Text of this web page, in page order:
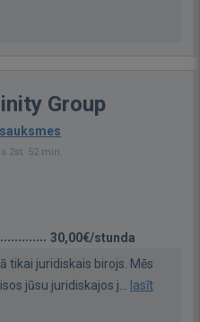
Group
2st. 52 min.
30,00€/stunda
tikai juridiskais birojs. Mēs
jūsu juridiskajos j... lasīt